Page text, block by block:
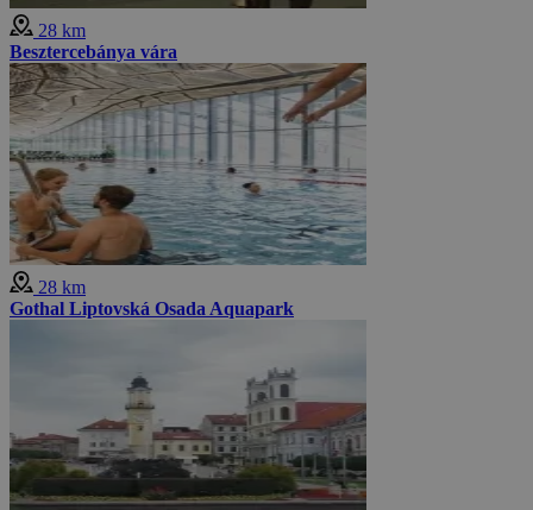
28 km
Besztercebánya vára
28 km
Gothal Liptovská Osada Aquapark